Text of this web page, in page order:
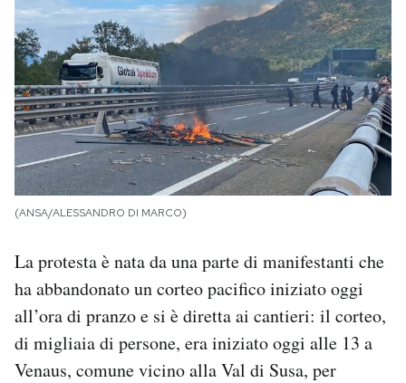
(ANSA/ALESSANDRO DI MARCO)
La protesta è nata da una parte di manifestanti che
ha abbandonato un corteo pacifico iniziato oggi
all’ora di pranzo e si è diretta ai cantieri: il corteo,
di migliaia di persone, era iniziato oggi alle 13 a
Venaus, comune vicino alla Val di Susa, per